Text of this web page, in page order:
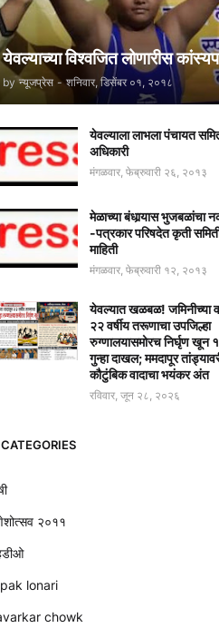
येवल्याच्या विश्वजित लोणारीस
by न्यूजप्रेस - शनिवार, डिसेंबर ०१, २०१८
येवल्याला लाभला पंचायत
अधिकारी
मंगळवार, फेब्रुवारी २६, २०१३
मेळाच्या बंधार्‍यास भुजबळांचा
-पत्रकार परिषदेत कृती
माहिती
मंगळवार, फेब्रुवारी १२, २०१३
येवल्यात खळबळ! जमिनीच्या
२२ वर्षीय तरूणाचा उपजिल्हा
रुग्णालयासमोरच निर्घृण खून
गुन्हा दाखल; ममदापूर
कौटुंबिक वादाचा भयंकर अंत
रविवार, जून २८, २०२६
CATEGORIES
२०११
lonari
chowk